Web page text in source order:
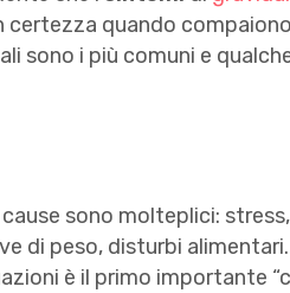
certezza quando
sono i più comuni e
cause sono molteplici:
di peso, disturbi alimentari.
è il primo importante